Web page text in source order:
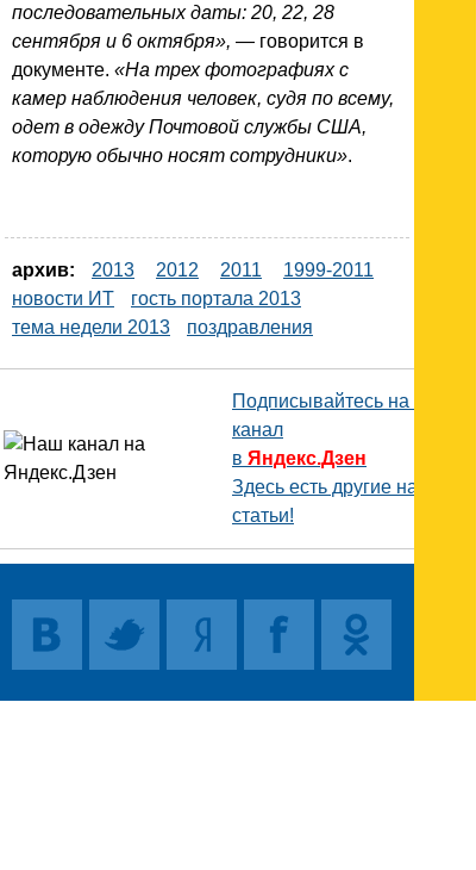
последовательных даты: 20, 22, 28
сентября и 6 октября», — говорится в
документе. «На трех фотографиях с
камер наблюдения человек, судя по всему,
одет в одежду Почтовой службы США,
которую обычно носят сотрудники».
архив: 2013 2012 2011
1999-2011
новости ИТ
гость портала 2013
тема недели 2013
поздравления
Подписывайтесь на наш
канал
в Яндекс.Дзен
Здесь есть другие наши
статьи!